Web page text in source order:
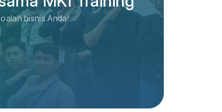
bisnis Anda!